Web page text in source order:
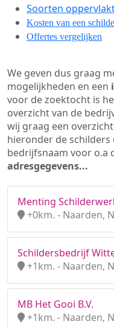
Soorten
Kosten van een
Offertes vergelijken
We geven dus graag
mogelijkheden en een
voor de zoektocht is
overzicht van de
wij graag een
hieronder de
bedrijfsnaam voor o.a
adresgegevens...
Menting
+0km. - Naarden,
Schildersbedrijf
+1km. - Naarden,
MB Het Gooi B.V.
+1km. - Naarden,